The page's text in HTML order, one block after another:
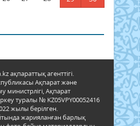
ақпараттық агенттігі.
Ақпарат және
министрлігі, Ақпарат
туралы № KZ05VPY00052416
жылы берілген.
жарияланған барлық